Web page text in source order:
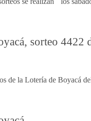
sorteo 4422
de la Lotería de Boyacá